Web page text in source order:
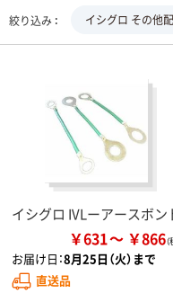
絞り込み イシグロ その他
イシグロ IVLーアースボン
￥631 ￥866
お届け日：8月25日（火）まで
直送品